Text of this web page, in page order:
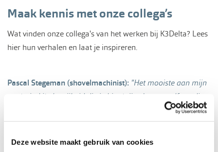
Deze website maakt gebruik van cookies
Maak kennis met onze collega’s
Wat vinden onze collega's van het werken bij K3Delta? Lees
hier hun verhalen en laat je inspireren.
Pascal Stegeman (shovelmachinist): "Het mooiste aan mijn
werk vind ik de vrijheid die je hier krijgt. Je mag zelfstandig
werken. De machines zijn gaaf en ik kan zelf bepalen hoe ik
We haalden nog wel eens geintjes uit. Dan had weer iemand